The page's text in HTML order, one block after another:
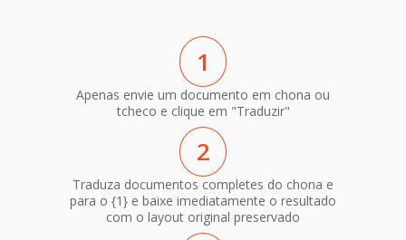
1
Apenas envie um documento em chona ou
tcheco e clique em "Traduzir"
2
Traduza documentos completes do chona e
para o {1} e baixe imediatamente o resultado
com o layout original preservado